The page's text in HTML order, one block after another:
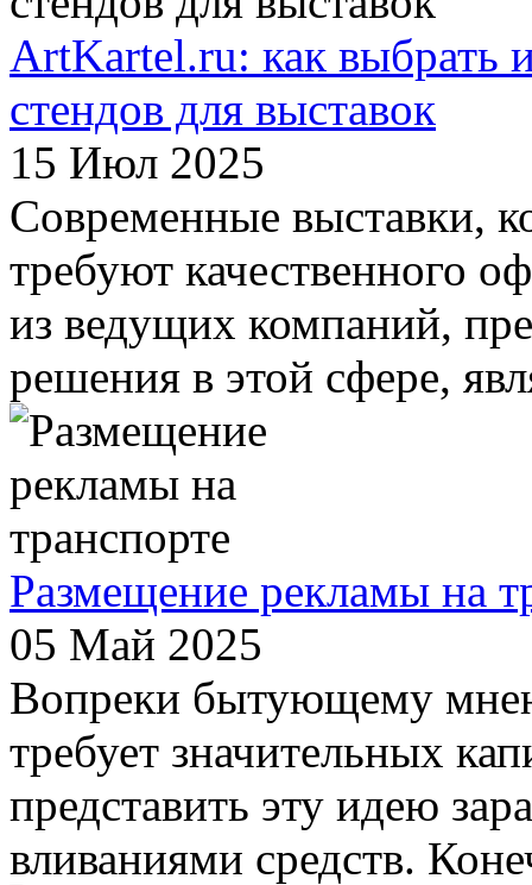
ArtKartel.ru: как выбрать и
стендов для выставок
15 Июл 2025
Современные выставки,
требуют качественного
из ведущих компаний,
решения в этой сфере,
Размещение рекламы на
05 Май 2025
Вопреки бытующему
требует значительных
представить эту идею
вливаниями средств.